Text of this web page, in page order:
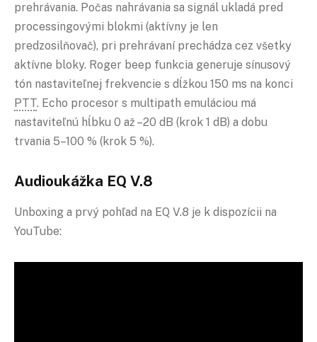
prehrávania. Počas nahrávania sa signál ukladá pred
processingovými blokmi (aktívny je len
predzosilňovač), pri prehrávaní prechádza cez všetky
aktívne bloky. Roger beep funkcia generuje sínusový
tón nastaviteľnej frekvencie s dĺžkou 150 ms na konci
PTT. Echo procesor s multipath emuláciou má
nastaviteľnú hĺbku 0 až –20 dB (krok 1 dB) a dobu
trvania 5–100 % (krok 5 %).
Audioukážka EQ V.8
Unboxing a prvý pohľad na EQ V.8 je k dispozícii na
YouTube: